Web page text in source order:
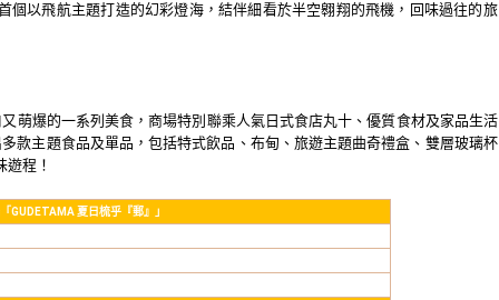
個以飛航主題打造的幻彩燈海， 結伴細看於半空翱翔的飛機，回味過往的旅
萌爆的一系列美食，商場特別聯乘人氣日式食店丸十、優質食材及家品生活
款主題食品及單品，包括特式飲品、布甸、旅遊主題曲奇禮盒、 雙層玻璃杯
程！
GUDETAMA夏日梳乎『郵』」